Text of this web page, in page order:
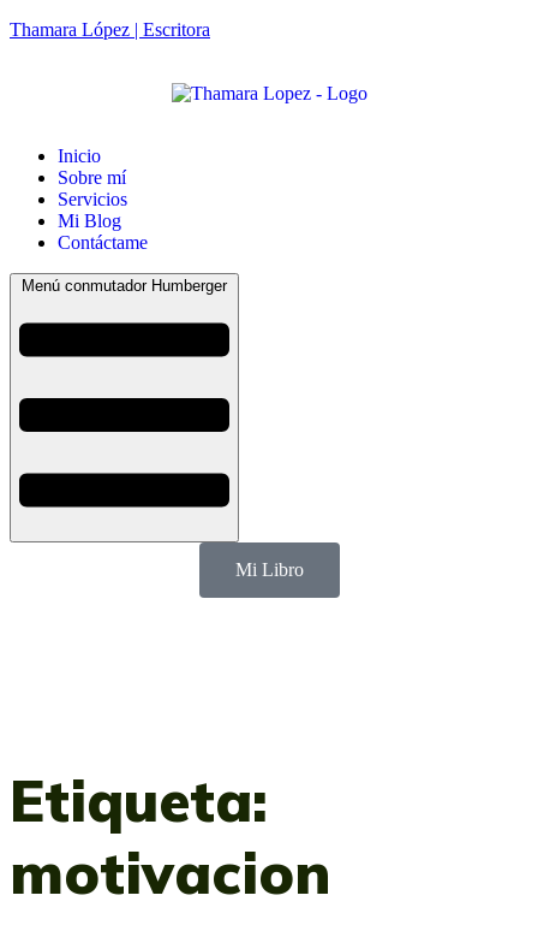
Thamara López | Escritora
Inicio
Sobre mí
Servicios
Mi Blog
Contáctame
Menú conmutador Humberger
Mi Libro
Etiqueta:
motivacion